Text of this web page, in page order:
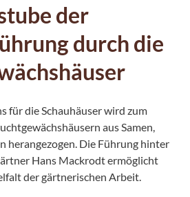
der
durch die
für die Schauhäuser wird zum
aus Samen,
herangezogen. Die Führung hinter
Hans Mackrodt ermöglicht
der gärtnerischen Arbeit.